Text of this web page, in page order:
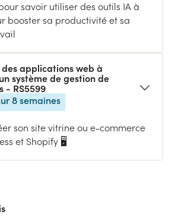
savoir utiliser des outils IA à
booster sa productivité et sa
des applications web à
système de gestion de
- RS5599
8 semaines
son site vitrine ou e-commerce
et Shopify 🖥